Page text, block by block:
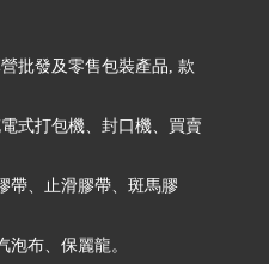
批發及零售包裝產品, 款
式打包機、封口機、買賣
帶、止滑膠帶、斑馬膠
泡布、保麗龍。